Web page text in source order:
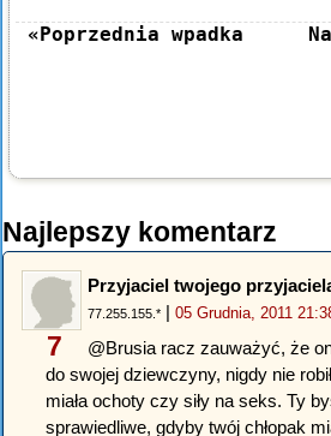
«Poprzednia wpadka
Najlepszy komentarz
7
Przyjaciel twojego
77.255.155.* | 05 Grudnia, 2011
@Brusia racz zauważyć, że
do swojej dziewczyny, nigdy nie
miała ochoty czy siły na seks. Ty
sprawiedliwe, gdyby twój chłopak